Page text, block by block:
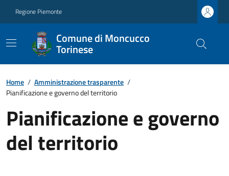
Regione Piemonte
Comune di Moncucco
Torinese
Home / Amministrazione trasparente /
Pianificazione e governo del territorio
Pianificazione e governo
del territorio